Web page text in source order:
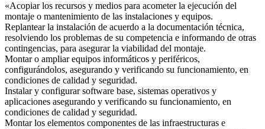
«Acopiar los recursos y medios para acometer la ejecución del
montaje o mantenimiento de las instalaciones y equipos.
Replantear la instalación de acuerdo a la documentación técnica,
resolviendo los problemas de su competencia e informando de otras
contingencias, para asegurar la viabilidad del montaje.
Montar o ampliar equipos informáticos y periféricos,
configurándolos, asegurando y verificando su funcionamiento, en
condiciones de calidad y seguridad.
Instalar y configurar software base, sistemas operativos y
aplicaciones asegurando y verificando su funcionamiento, en
condiciones de calidad y seguridad.
Montar los elementos componentes de las infraestructuras e